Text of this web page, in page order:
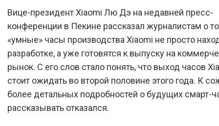
Вице-президент Xiaomi Лю Дэ на недавней пресс-
конференции в Пекине рассказал журналистам о
«умные» часы производства Xiaomi не просто
разработке, а уже готовятся к выпуску на
рынок. С его слов стало понять, что выход часов
стоит ожидать во второй половине этого года. К
более детальных подробностей о будущих смарт-
рассказывать отказался.